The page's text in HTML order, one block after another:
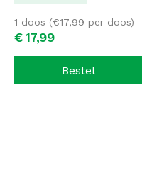
€17,99
1 doos (€17,99 per doos)
Bestel